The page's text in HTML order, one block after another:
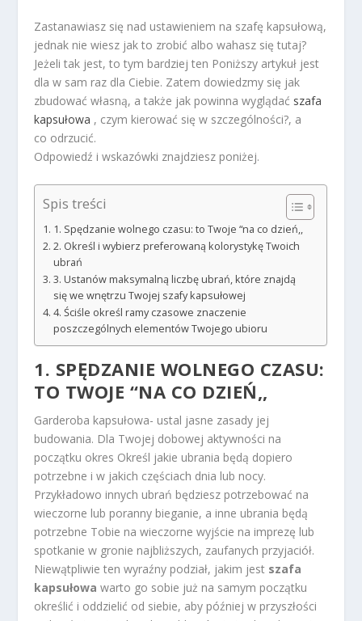
Zastanawiasz się nad ustawieniem na szafę kapsułową,
jednak nie wiesz jak to zrobić albo wahasz się tutaj?
Jeżeli tak jest, to tym bardziej ten Poniższy artykuł jest
dla w sam raz dla Ciebie. Zatem dowiedzmy się jak
zbudować własną, a także jak powinna wyglądać szafa
kapsułowa , czym kierować się w szczególności?, a
co odrzucić.
Odpowiedź i wskazówki znajdziesz poniżej.
Spis treści
1. Spędzanie wolnego czasu: to Twoje “na co dzień,,
2. Określ i wybierz preferowaną kolorystykę Twoich
ubrań
3. Ustanów maksymalną liczbę ubrań, które znajdą
się we wnętrzu Twojej szafy kapsułowej
4. Ściśle określ ramy czasowe znaczenie
poszczególnych elementów Twojego ubioru
1. SPĘDZANIE WOLNEGO CZASU:
TO TWOJE “NA CO DZIEŃ,,
Garderoba kapsułowa- ustal jasne zasady jej
budowania. Dla Twojej dobowej aktywności na
początku okres Określ jakie ubrania będą dopiero
potrzebne i w jakich częściach dnia lub nocy.
Przykładowo innych ubrań będziesz potrzebować na
wieczorne lub poranny bieganie, a inne ubrania będą
potrzebne Tobie na wieczorne wyjście na imprezę lub
spotkanie w gronie najbliższych, zaufanych przyjaciół.
Niewątpliwie ten wyraźny podział, jakim jest szafa
kapsułowawarto go sobie już na samym początku
określić i oddzielić od siebie, aby później w przyszłości